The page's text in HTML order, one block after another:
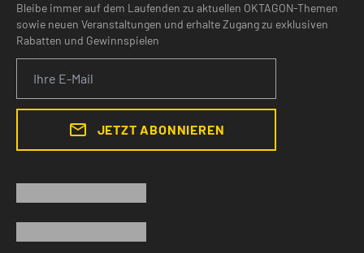
Bleibe immer auf dem Laufenden zu aktuellen OKTAGON-Themen
sowie neuen Veranstaltungen und erhalte Zugang zu exklusiven
Rabatten und Gewinnspielen
JETZT ABONNIEREN